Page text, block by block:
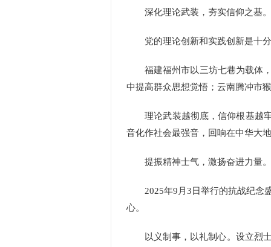
深化理论武装，夯实信仰之基。
党的理论创新和实践创新是十分
福建福州市以三坊七巷为载体，
中提高群众思想觉悟；云南腾冲市
理论武装越彻底，信仰根基越牢
音化作社会最强音，回响在中华大
提振精神士气，激扬奋进力量。
2025年9月3日举行的抗战纪念盛
心。
以义制事，以礼制心。设立烈士